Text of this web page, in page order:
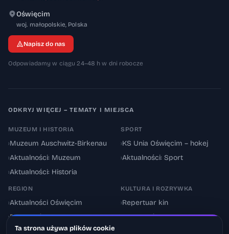
Oświęcim
woj. małopolskie, 32-600
Polska
Napisz do nas
Odpowiadamy w ciągu 24–48 h w dni robocze
ODKRYJ WIĘCEJ – TEMATY I MIEJSCA
MUZEUM I HISTORIA
›Muzeum Auschwitz-Birkenau
›Aktualności: Muzeum
›Aktualności: Historia
SPORT
›KS Unia Oświęcim – hokej
›Aktualności: Sport
REGION
›Aktualności Oświęcim
›Powiat oświęcimski
Utrudnienia drogowe
KULTURA I ROZRYWKA
›Repertuar kin
›Aktualności: Kultura
Ta strona używa plików cookie